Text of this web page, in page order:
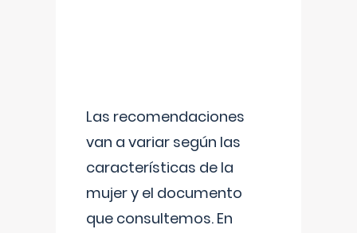
Las recomendaciones
van a variar según las
características de la
mujer y el documento
que consultemos. En